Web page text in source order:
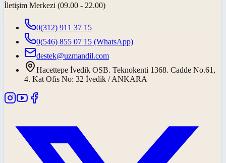
İletişim Merkezi (09.00 - 22.00)
0(312) 911 37 15
0(546) 855 07 15 (WhatsApp)
destek@uzmandil.com
Hacettepe İvedik OSB. Teknokenti 1368. Cadde No.61,
4. Kat Ofis No: 32 İvedik / ANKARA